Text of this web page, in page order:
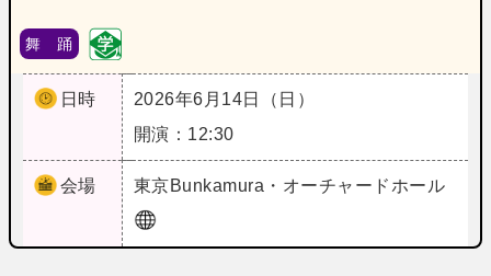
舞 踊
日時
2026年6月14日（日）
開演：12:30
会場 東京Bunkamura・オーチャードホール